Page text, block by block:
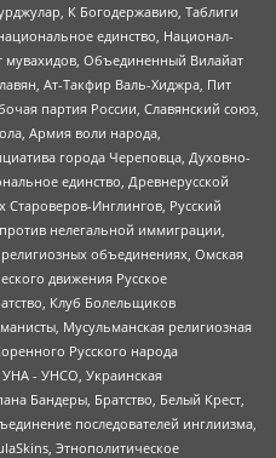
К Богодержавию, Таблиги
единство, Национал-
мувахидов, Объединенный Вилайат
Ат-Такфир Валь-Хиджра, Пит
партия России, Славянский союз,
Армия воли народа,
города Череповца, Духовно-
единство, Древнерусской
Староверов-Инглингов, Русский
нелегальной иммиграции,
объединениях, Омская
движения Русское
Клуб Болельщиков
Мусульманская религиозная
Русского народа
УНА - УНСО, Украинская
Бандеры, Братство, Белый Крест,
последователей инглиизма,
Этнополитическое